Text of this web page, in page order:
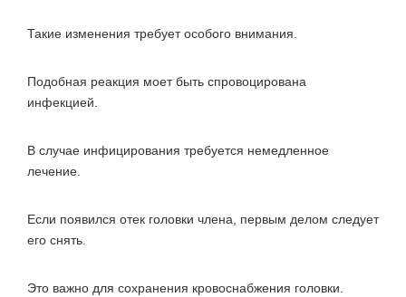
Такие изменения требует особого внимания.
Подобная реакция моет быть спровоцирована
инфекцией.
В случае инфицирования требуется немедленное
лечение.
Если появился отек головки члена, первым делом следует
его снять.
Это важно для сохранения кровоснабжения головки.